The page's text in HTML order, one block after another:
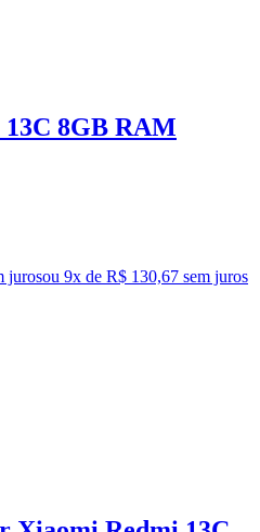
8GB RAM
jurosou 9x de R$ 130,67 sem juros